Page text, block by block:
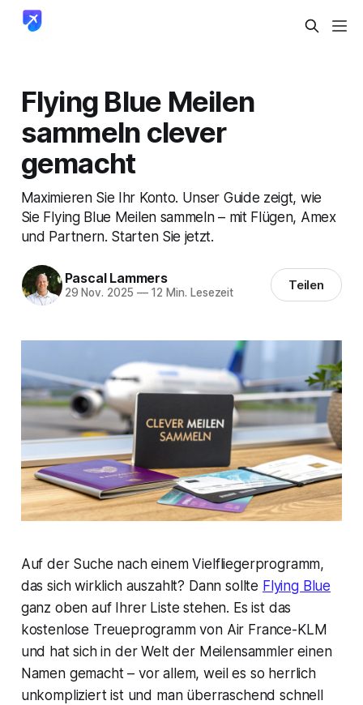
Flying Blue Meilen
sammeln clever
gemacht
Maximieren Sie Ihr Konto. Unser Guide zeigt, wie
Sie Flying Blue Meilen sammeln – mit Flügen, Amex
und Partnern. Starten Sie jetzt.
Pascal Lammers
29 Nov. 2025 —12 Min. Lesezeit Teilen
Auf der Suche nach einem Vielfliegerprogramm,
das sich wirklich auszahlt? Dann sollte Flying Blue
ganz oben auf Ihrer Liste stehen. Es ist das
kostenlose Treueprogramm von Air France-KLM
und hat sich in der Welt der Meilensammler einen
Namen gemacht – vor allem, weil es so herrlich
unkompliziert ist und man überraschend schnell